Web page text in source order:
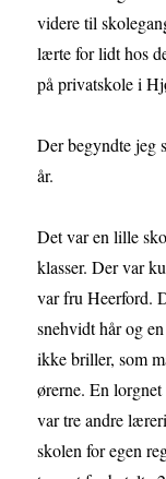
videre til
lærte for lidt hos
på privatskole i
Der begyndte jeg
år.
Det var en lille
klasser. Der var
var fru Heerford.
snehvidt hår og
ikke briller, som
ørerne. En
var tre andre
skolen for egen